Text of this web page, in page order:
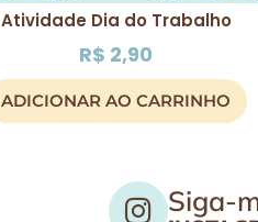
Atividade Dia do Trabalho
R$ 2,90
ADICIONAR AO CARRINHO
Siga-